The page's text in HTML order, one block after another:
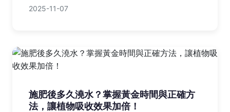
2025-11-07
施肥後多久澆水？掌握黃金時間與正確方
法，讓植物吸收效果加倍！